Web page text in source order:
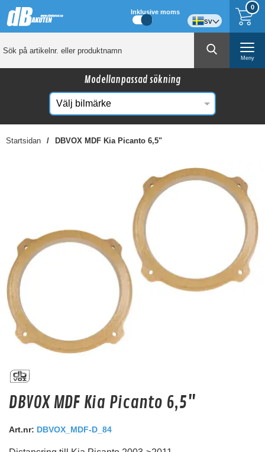
0
Inklusive moms
sv
Meny
Modellanpassad sökning
Startsidan DBVOX MDF Kia Picanto 6,5"
Kanske någon av dessa produkter kan intressera
dig?
8" MDF ring MDF.UNI02
8" MDF Distansring
Snabblager 1-3 dagar
DBVOX MDF Kia Picanto 6,5"
Art.nr: DBVOX_MDF-D_84